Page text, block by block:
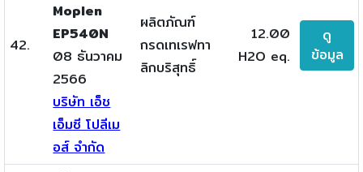
42.
Moplen
EP540N
08 ธันวาคม
2566
บริษัท เอ็ช
เอ็มซี โปลีเม
อส์ จำกัด
ผลิตภัณฑ์
กรดเทเรฟทา
ลิกบริสุทธิ์
12.00
H2O eq.
ดู
ข้อมูล